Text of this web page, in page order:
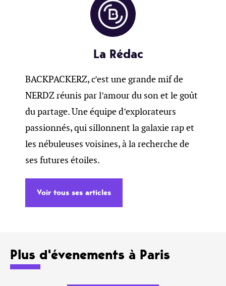
La Rédac
BACKPACKERZ, c’est une grande mif de
NERDZ réunis par l’amour du son et le goût
du partage. Une équipe d’explorateurs
passionnés, qui sillonnent la galaxie rap et
les nébuleuses voisines, à la recherche de
ses futures étoiles.
Voir tous ses articles
Plus d'évenements à Paris